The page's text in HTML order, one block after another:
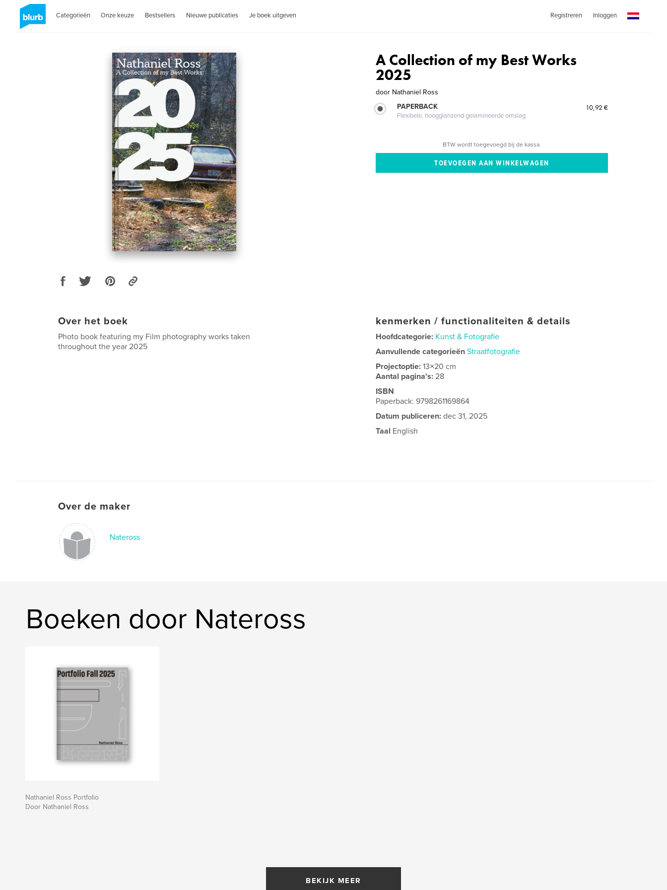
Categorieën Onze keuze Bestsellers Nieuwe publicaties Je boek uitgeven Registreren Inloggen
A Collection of my Best Works
2025
door Nathaniel Ross
PAPERBACK
Flexibele, hoogglanzend gelamineerde omslag
10,92 €
BTW wordt toegevoegd bij de kassa.
Over het boek
Photo book featuring my Film photography works taken
throughout the year 2025
kenmerken / functionaliteiten & details
Hoofdcategorie: Kunst & Fotografie
Aanvullende categorieën Straatfotografie
Projectoptie:13×20 cm
Aantal pagina's:28
ISBN
Paperback: 9798261169864
Datum publiceren: dec 31, 2025
Taal English
Over de maker
Nateross
Boeken door Nateross
Nathaniel Ross Portfolio
Door Nathaniel Ross
BEKIJK MEER